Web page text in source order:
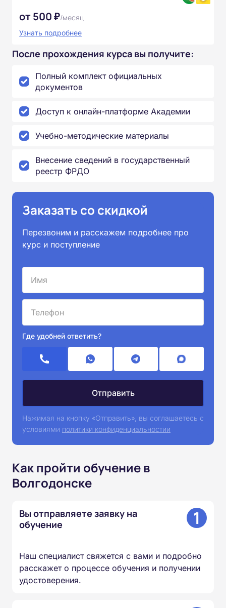
от 500 ₽/месяц
Узнать подробнее
После прохождения курса вы получите:
Полный комплект официальных
документов
Доступ к онлайн-платформе Академии
Учебно-методические материалы
Внесение сведений в государственный
реестр ФРДО
Заказать со скидкой
Перезвоним и расскажем подробнее про
курс и поступление
Где удобней ответить?
Нажимая на кнопку «Отправить», вы соглашаетесь с
условиями политики конфиденциальностии
Как пройти обучение в
Волгодонске
Вы отправляете заявку на
обучение
1
Наш специалист свяжется с вами и подробно
расскажет о процессе обучения и получении
удостоверения.